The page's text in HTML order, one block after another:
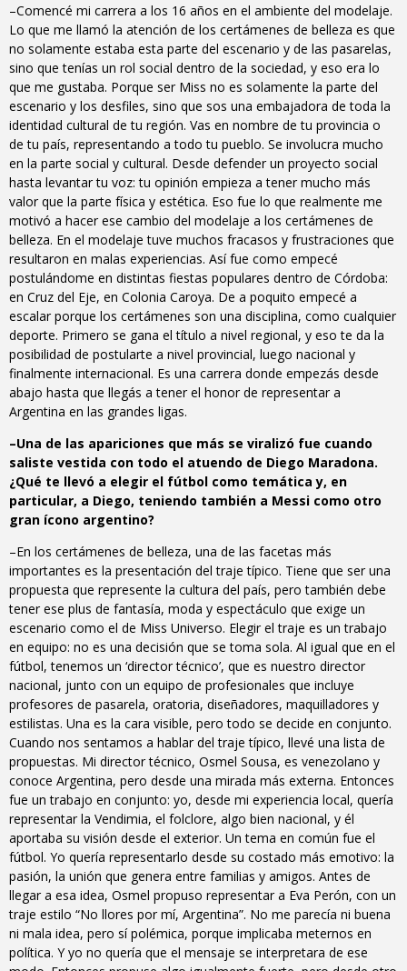
–Comencé mi carrera a los 16 años en el ambiente del modelaje.
Lo que me llamó la atención de los certámenes de belleza es que
no solamente estaba esta parte del escenario y de las pasarelas,
sino que tenías un rol social dentro de la sociedad, y eso era lo
que me gustaba. Porque ser Miss no es solamente la parte del
escenario y los desfiles, sino que sos una embajadora de toda la
identidad cultural de tu región. Vas en nombre de tu provincia o
de tu país, representando a todo tu pueblo. Se involucra mucho
en la parte social y cultural. Desde defender un proyecto social
hasta levantar tu voz: tu opinión empieza a tener mucho más
valor que la parte física y estética. Eso fue lo que realmente me
motivó a hacer ese cambio del modelaje a los certámenes de
belleza. En el modelaje tuve muchos fracasos y frustraciones que
resultaron en malas experiencias. Así fue como empecé
postulándome en distintas fiestas populares dentro de Córdoba:
en Cruz del Eje, en Colonia Caroya. De a poquito empecé a
escalar porque los certámenes son una disciplina, como cualquier
deporte. Primero se gana el título a nivel regional, y eso te da la
posibilidad de postularte a nivel provincial, luego nacional y
finalmente internacional. Es una carrera donde empezás desde
abajo hasta que llegás a tener el honor de representar a
Argentina en las grandes ligas.
–Una de las apariciones que más se viralizó fue cuando
saliste vestida con todo el atuendo de Diego Maradona.
¿Qué te llevó a elegir el fútbol como temática y, en
particular, a Diego, teniendo también a Messi como otro
gran ícono argentino?
–En los certámenes de belleza, una de las facetas más
importantes es la presentación del traje típico. Tiene que ser una
propuesta que represente la cultura del país, pero también debe
tener ese plus de fantasía, moda y espectáculo que exige un
escenario como el de Miss Universo. Elegir el traje es un trabajo
en equipo: no es una decisión que se toma sola. Al igual que en el
fútbol, tenemos un ‘director técnico’, que es nuestro director
nacional, junto con un equipo de profesionales que incluye
profesores de pasarela, oratoria, diseñadores, maquilladores y
estilistas. Una es la cara visible, pero todo se decide en conjunto.
Cuando nos sentamos a hablar del traje típico, llevé una lista de
propuestas. Mi director técnico, Osmel Sousa, es venezolano y
conoce Argentina, pero desde una mirada más externa. Entonces
fue un trabajo en conjunto: yo, desde mi experiencia local, quería
representar la Vendimia, el folclore, algo bien nacional, y él
aportaba su visión desde el exterior. Un tema en común fue el
fútbol. Yo quería representarlo desde su costado más emotivo: la
pasión, la unión que genera entre familias y amigos. Antes de
llegar a esa idea, Osmel propuso representar a Eva Perón, con un
traje estilo “No llores por mí, Argentina”. No me parecía ni buena
ni mala idea, pero sí polémica, porque implicaba meternos en
política. Y yo no quería que el mensaje se interpretara de ese